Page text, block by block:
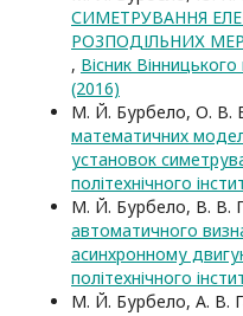
СИМЕТРУВАННЯ
РОЗПОДІЛЬНИХ
, Вісник
(2016)
М. Й. Бурбело, О. В.
математичних
установок
політехнічного
М. Й. Бурбело, В. В.
автоматичного
асинхронному
політехнічного
М. Й. Бурбело, А. В.